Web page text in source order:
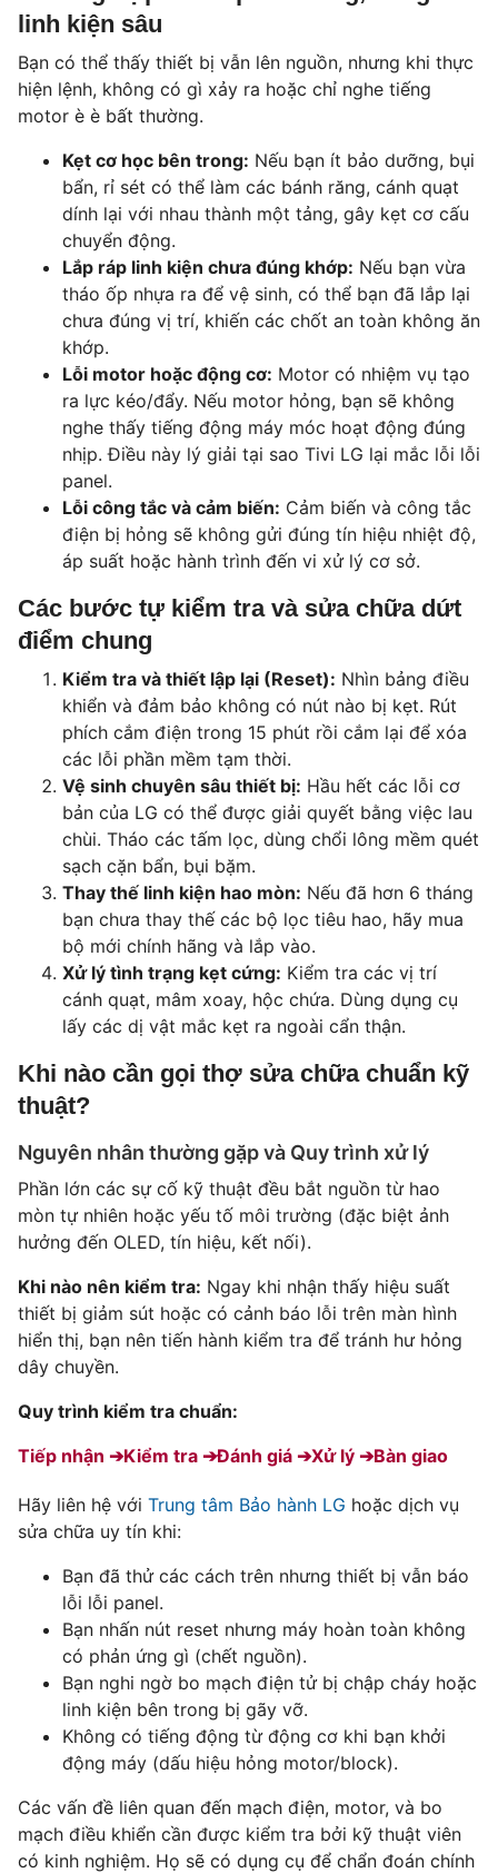
linh kiện sâu
Bạn có thể thấy thiết bị vẫn lên nguồn, nhưng khi thực
hiện lệnh, không có gì xảy ra hoặc chỉ nghe tiếng
motor è è bất thường.
Kẹt cơ học bên trong: Nếu bạn ít bảo dưỡng, bụi
bẩn, rỉ sét có thể làm các bánh răng, cánh quạt
dính lại với nhau thành một tảng, gây kẹt cơ cấu
chuyển động.
Lắp ráp linh kiện chưa đúng khớp: Nếu bạn vừa
tháo ốp nhựa ra để vệ sinh, có thể bạn đã lắp lại
chưa đúng vị trí, khiến các chốt an toàn không ăn
khớp.
Lỗi motor hoặc động cơ: Motor có nhiệm vụ tạo
ra lực kéo/đẩy. Nếu motor hỏng, bạn sẽ không
nghe thấy tiếng động máy móc hoạt động đúng
nhịp. Điều này lý giải tại sao Tivi LG lại mắc lỗi lỗi
panel.
Lỗi công tắc và cảm biến: Cảm biến và công tắc
điện bị hỏng sẽ không gửi đúng tín hiệu nhiệt độ,
áp suất hoặc hành trình đến vi xử lý cơ sở.
Các bước tự kiểm tra và sửa chữa dứt
điểm chung
Kiểm tra và thiết lập lại (Reset): Nhìn bảng điều
khiển và đảm bảo không có nút nào bị kẹt. Rút
phích cắm điện trong 15 phút rồi cắm lại để xóa
các lỗi phần mềm tạm thời.
Vệ sinh chuyên sâu thiết bị: Hầu hết các lỗi cơ
bản của LG có thể được giải quyết bằng việc lau
chùi. Tháo các tấm lọc, dùng chổi lông mềm quét
sạch cặn bẩn, bụi bặm.
Thay thế linh kiện hao mòn: Nếu đã hơn 6 tháng
bạn chưa thay thế các bộ lọc tiêu hao, hãy mua
bộ mới chính hãng và lắp vào.
Xử lý tình trạng kẹt cứng: Kiểm tra các vị trí
cánh quạt, mâm xoay, hộc chứa. Dùng dụng cụ
lấy các dị vật mắc kẹt ra ngoài cẩn thận.
Khi nào cần gọi thợ sửa chữa chuẩn kỹ
thuật?
Nguyên nhân thường gặp và Quy trình xử lý
Phần lớn các sự cố kỹ thuật đều bắt nguồn từ hao
mòn tự nhiên hoặc yếu tố môi trường (đặc biệt ảnh
hưởng đến OLED, tín hiệu, kết nối).
Khi nào nên kiểm tra: Ngay khi nhận thấy hiệu suất
thiết bị giảm sút hoặc có cảnh báo lỗi trên màn hình
hiển thị, bạn nên tiến hành kiểm tra để tránh hư hỏng
dây chuyền.
Quy trình kiểm tra chuẩn:
Tiếp nhận ➔Kiểm tra ➔Đánh giá ➔Xử lý ➔Bàn giao
Hãy liên hệ với Trung tâm Bảo hành LG hoặc dịch vụ
sửa chữa uy tín khi:
Bạn đã thử các cách trên nhưng thiết bị vẫn báo
lỗi lỗi panel.
Bạn nhấn nút reset nhưng máy hoàn toàn không
có phản ứng gì (chết nguồn).
Bạn nghi ngờ bo mạch điện tử bị chập cháy hoặc
linh kiện bên trong bị gãy vỡ.
Không có tiếng động từ động cơ khi bạn khởi
động máy (dấu hiệu hỏng motor/block).
Các vấn đề liên quan đến mạch điện, motor, và bo
mạch điều khiển cần được kiểm tra bởi kỹ thuật viên
có kinh nghiệm. Họ sẽ có dụng cụ để chẩn đoán chính